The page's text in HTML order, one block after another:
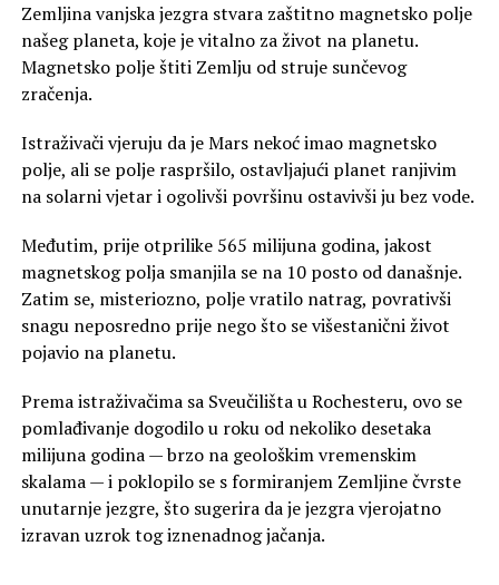
Zemljina vanjska jezgra stvara zaštitno magnetsko polje
našeg planeta, koje je vitalno za život na planetu.
Magnetsko polje štiti Zemlju od struje sunčevog
zračenja.
Istraživači vjeruju da je Mars nekoć imao magnetsko
polje, ali se polje raspršilo, ostavljajući planet ranjivim
na solarni vjetar i ogolivši površinu ostavivši ju bez vode.
Međutim, prije otprilike 565 milijuna godina, jakost
magnetskog polja smanjila se na 10 posto od današnje.
Zatim se, misteriozno, polje vratilo natrag, povrativši
snagu neposredno prije nego što se višestanični život
pojavio na planetu.
Prema istraživačima sa Sveučilišta u Rochesteru, ovo se
pomlađivanje dogodilo u roku od nekoliko desetaka
milijuna godina — brzo na geološkim vremenskim
skalama — i poklopilo se s formiranjem Zemljine čvrste
unutarnje jezgre, što sugerira da je jezgra vjerojatno
izravan uzrok tog iznenadnog jačanja.